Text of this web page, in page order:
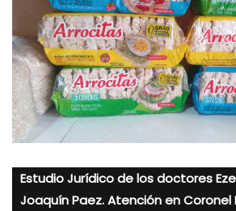
Estudio Jurídico de los doctores
Joaquín Paez. Atención en Coronel